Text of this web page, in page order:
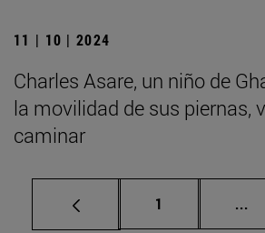
11 | 10 | 2024
Charles Asare, un niño de
la movilidad de sus piernas,
caminar
Página
1 ...